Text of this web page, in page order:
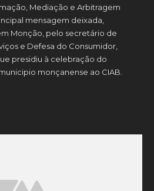
Mediação e Arbitragem
mensagem deixada,
Monção, pelo secretário de
e Defesa do Consumidor,
presidiu à celebração do
monçanense ao CIAB.